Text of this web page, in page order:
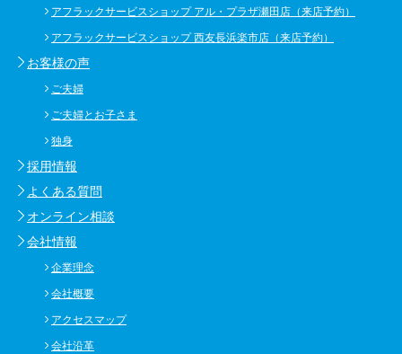
アフラックサービスショップ アル・プラザ瀬田店（来店予約）
アフラックサービスショップ 西友長浜楽市店（来店予約）
お客様の声
ご夫婦
ご夫婦とお子さま
独身
採用情報
よくある質問
オンライン相談
会社情報
企業理念
会社概要
アクセスマップ
会社沿革